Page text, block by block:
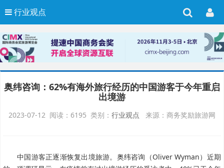
行业观点
奥纬咨询：62%有海外旅行经历的中国游客于今年重启
出境游
2023-07-12 阅读：6195 类别： 行业观点 来源：商务奖励旅游网
中国游客正逐渐恢复出境旅游。奥纬咨询（Oliver Wyman）近期